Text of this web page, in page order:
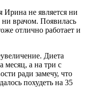
Ирина не является ни
врачом. Появилась
отлично работает и
Диета
месяц, а на три с
ради замечу, что
похудеть на 35